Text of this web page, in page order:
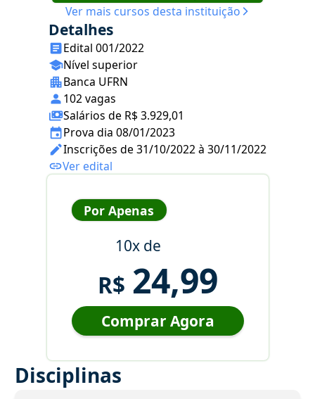
Ver mais cursos desta instituição
Detalhes
Edital 001/2022
Nível superior
Banca UFRN
102 vagas
Salários de R$ 3.929,01
Prova dia 08/01/2023
Inscrições de 31/10/2022 à 30/11/2022
Ver edital
Por Apenas
10x de
R$ 24,99
Comprar Agora
Disciplinas